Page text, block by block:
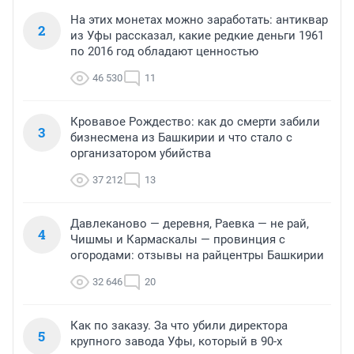
2
На этих монетах можно заработать: антиквар
из Уфы рассказал, какие редкие деньги 1961
по 2016 год обладают ценностью
46 530 11
3
Кровавое Рождество: как до смерти забили
бизнесмена из Башкирии и что стало с
организатором убийства
37 212 13
4
Давлеканово — деревня, Раевка — не рай,
Чишмы и Кармаскалы — провинция с
огородами: отзывы на райцентры Башкирии
32 646 20
5
Как по заказу. За что убили директора
крупного завода Уфы, который в 90-х